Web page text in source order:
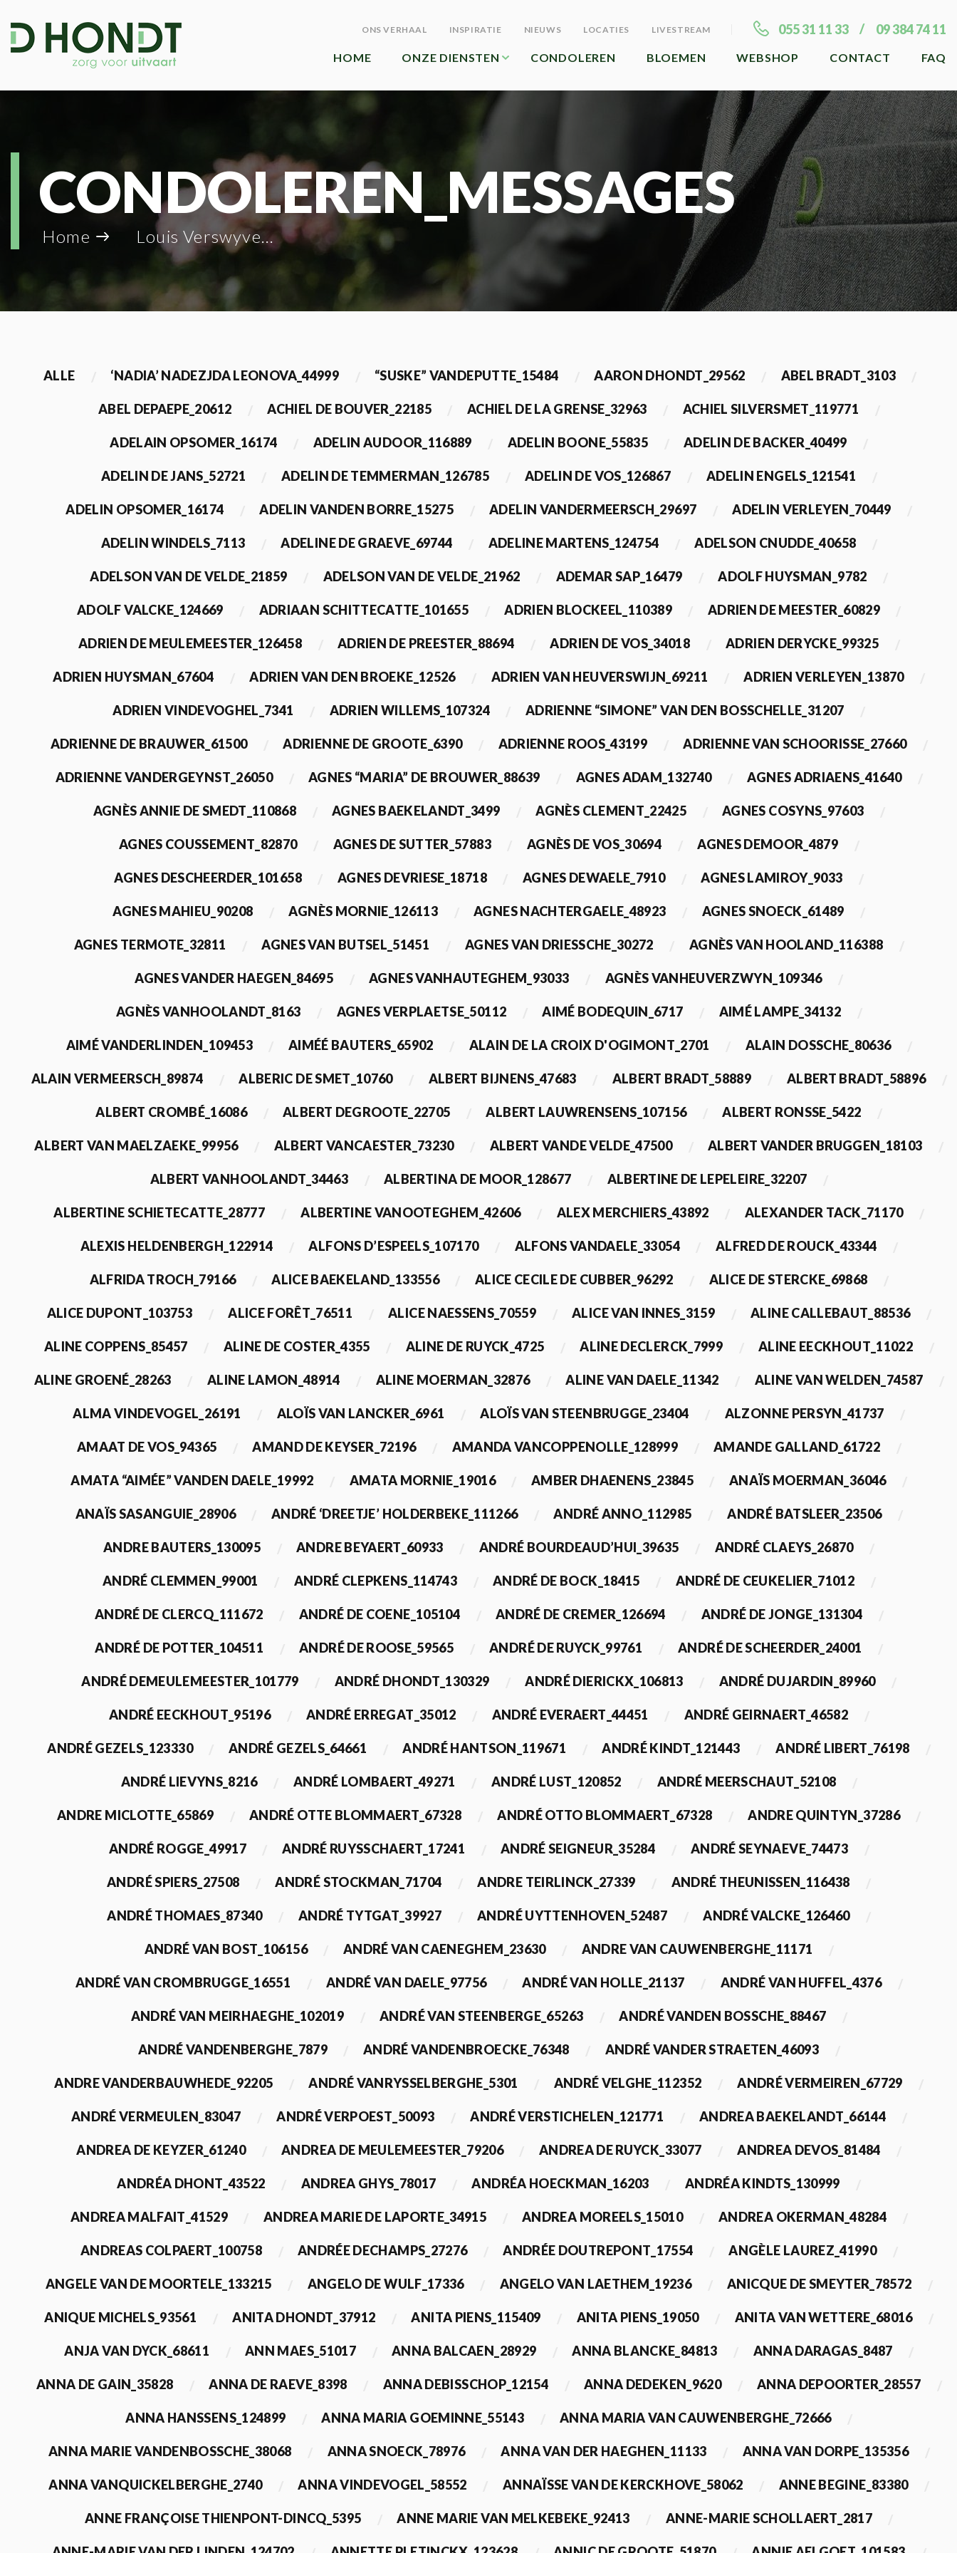
ONS VERHAAL INSPIRATIE NIEUWS LOCATIES LIVESTREAM 055 31 11 33 09 384 74 11
HOME ONZE DIENSTEN CONDOLEREN BLOEMEN WEBSHOP CONTACT FAQ
CONDOLEREN_MESSAGES
Home Louis Verswyver_9029
ALLE ‘NADIA’ NADEZJDA LEONOVA_44999 “SUSKE” VANDEPUTTE_15484 AARON DHONDT_29562 ABEL BRADT_3103
ABEL DEPAEPE_20612 ACHIEL DE BOUVER_22185 ACHIEL DE LA GRENSE_32963 ACHIEL SILVERSMET_119771
ADELAIN OPSOMER_16174 ADELIN AUDOOR_116889 ADELIN BOONE_55835 ADELIN DE BACKER_40499
ADELIN DE JANS_52721 ADELIN DE TEMMERMAN_126785 ADELIN DE VOS_126867 ADELIN ENGELS_121541
ADELIN OPSOMER_16174 ADELIN VANDEN BORRE_15275 ADELIN VANDERMEERSCH_29697 ADELIN VERLEYEN_70449
ADELIN WINDELS_7113 ADELINE DE GRAEVE_69744 ADELINE MARTENS_124754 ADELSON CNUDDE_40658
ADELSON VAN DE VELDE_21859 ADELSON VAN DE VELDE_21962 ADEMAR SAP_16479 ADOLF HUYSMAN_9782
ADOLF VALCKE_124669 ADRIAAN SCHITTECATTE_101655 ADRIEN BLOCKEEL_110389 ADRIEN DE MEESTER_60829
ADRIEN DE MEULEMEESTER_126458 ADRIEN DE PREESTER_88694 ADRIEN DE VOS_34018 ADRIEN DERYCKE_99325
ADRIEN HUYSMAN_67604 ADRIEN VAN DEN BROEKE_12526 ADRIEN VAN HEUVERSWIJN_69211 ADRIEN VERLEYEN_13870
ADRIEN VINDEVOGHEL_7341 ADRIEN WILLEMS_107324 ADRIENNE “SIMONE” VAN DEN BOSSCHELLE_31207
ADRIENNE DE BRAUWER_61500 ADRIENNE DE GROOTE_6390 ADRIENNE ROOS_43199 ADRIENNE VAN SCHOORISSE_27660
ADRIENNE VANDERGEYNST_26050 AGNES “MARIA” DE BROUWER_88639 AGNES ADAM_132740 AGNES ADRIAENS_41640
AGNÈS ANNIE DE SMEDT_110868 AGNES BAEKELANDT_3499 AGNÈS CLEMENT_22425 AGNES COSYNS_97603
AGNES COUSSEMENT_82870 AGNES DE SUTTER_57883 AGNÈS DE VOS_30694 AGNES DEMOOR_4879
AGNES DESCHEERDER_101658 AGNES DEVRIESE_18718 AGNES DEWAELE_7910 AGNES LAMIROY_9033
AGNES MAHIEU_90208 AGNÈS MORNIE_126113 AGNES NACHTERGAELE_48923 AGNES SNOECK_61489
AGNES TERMOTE_32811 AGNES VAN BUTSEL_51451 AGNES VAN DRIESSCHE_30272 AGNÈS VAN HOOLAND_116388
AGNES VANDER HAEGEN_84695 AGNES VANHAUTEGHEM_93033 AGNÈS VANHEUVERZWYN_109346
AGNÈS VANHOOLANDT_8163 AGNES VERPLAETSE_50112 AIMÉ BODEQUIN_6717 AIMÉ LAMPE_34132
AIMÉ VANDERLINDEN_109453 AIMÉÉ BAUTERS_65902 ALAIN DE LA CROIX D'OGIMONT_2701 ALAIN DOSSCHE_80636
ALAIN VERMEERSCH_89874 ALBERIC DE SMET_10760 ALBERT BIJNENS_47683 ALBERT BRADT_58889 ALBERT BRADT_58896
ALBERT CROMBÉ_16086 ALBERT DEGROOTE_22705 ALBERT LAUWRENSENS_107156 ALBERT RONSSE_5422
ALBERT VAN MAELZAEKE_99956 ALBERT VANCAESTER_73230 ALBERT VANDE VELDE_47500 ALBERT VANDER BRUGGEN_18103
ALBERT VANHOOLANDT_34463 ALBERTINA DE MOOR_128677 ALBERTINE DE LEPELEIRE_32207
ALBERTINE SCHIETECATTE_28777 ALBERTINE VANOOTEGHEM_42606 ALEX MERCHIERS_43892 ALEXANDER TACK_71170
ALEXIS HELDENBERGH_122914 ALFONS D’ESPEELS_107170 ALFONS VANDAELE_33054 ALFRED DE ROUCK_43344
ALFRIDA TROCH_79166 ALICE BAEKELAND_133556 ALICE CECILE DE CUBBER_96292 ALICE DE STERCKE_69868
ALICE DUPONT_103753 ALICE FORÊT_76511 ALICE NAESSENS_70559 ALICE VAN INNES_3159 ALINE CALLEBAUT_88536
ALINE COPPENS_85457 ALINE DE COSTER_4355 ALINE DE RUYCK_4725 ALINE DECLERCK_7999 ALINE EECKHOUT_11022
ALINE GROENÉ_28263 ALINE LAMON_48914 ALINE MOERMAN_32876 ALINE VAN DAELE_11342 ALINE VAN WELDEN_74587
ALMA VINDEVOGEL_26191 ALOÏS VAN LANCKER_6961 ALOÏS VAN STEENBRUGGE_23404 ALZONNE PERSYN_41737
AMAAT DE VOS_94365 AMAND DE KEYSER_72196 AMANDA VANCOPPENOLLE_128999 AMANDE GALLAND_61722
AMATA “AIMÉE” VANDEN DAELE_19992 AMATA MORNIE_19016 AMBER DHAENENS_23845 ANAÏS MOERMAN_36046
ANAÏS SASANGUIE_28906 ANDRÉ ‘DREETJE’ HOLDERBEKE_111266 ANDRÉ ANNO_112985 ANDRÉ BATSLEER_23506
ANDRE BAUTERS_130095 ANDRE BEYAERT_60933 ANDRÉ BOURDEAUD’HUI_39635 ANDRÉ CLAEYS_26870
ANDRÉ CLEMMEN_99001 ANDRÉ CLEPKENS_114743 ANDRÉ DE BOCK_18415 ANDRÉ DE CEUKELIER_71012
ANDRÉ DE CLERCQ_111672 ANDRÉ DE COENE_105104 ANDRÉ DE CREMER_126694 ANDRÉ DE JONGE_131304
ANDRÉ DE POTTER_104511 ANDRÉ DE ROOSE_59565 ANDRÉ DE RUYCK_99761 ANDRÉ DE SCHEERDER_24001
ANDRÉ DEMEULEMEESTER_101779 ANDRÉ DHONDT_130329 ANDRÉ DIERICKX_106813 ANDRÉ DUJARDIN_89960
ANDRÉ EECKHOUT_95196 ANDRÉ ERREGAT_35012 ANDRÉ EVERAERT_44451 ANDRÉ GEIRNAERT_46582
ANDRÉ GEZELS_123330 ANDRÉ GEZELS_64661 ANDRÉ HANTSON_119671 ANDRÉ KINDT_121443 ANDRÉ LIBERT_76198
ANDRÉ LIEVYNS_8216 ANDRÉ LOMBAERT_49271 ANDRÉ LUST_120852 ANDRÉ MEERSCHAUT_52108
ANDRE MICLOTTE_65869 ANDRÉ OTTE BLOMMAERT_67328 ANDRÉ OTTO BLOMMAERT_67328 ANDRE QUINTYN_37286
ANDRÉ ROGGE_49917 ANDRÉ RUYSSCHAERT_17241 ANDRÉ SEIGNEUR_35284 ANDRÉ SEYNAEVE_74473
ANDRÉ SPIERS_27508 ANDRÉ STOCKMAN_71704 ANDRE TEIRLINCK_27339 ANDRÉ THEUNISSEN_116438
ANDRÉ THOMAES_87340 ANDRÉ TYTGAT_39927 ANDRÉ UYTTENHOVEN_52487 ANDRÉ VALCKE_126460
ANDRÉ VAN BOST_106156 ANDRÉ VAN CAENEGHEM_23630 ANDRE VAN CAUWENBERGHE_11171
ANDRÉ VAN CROMBRUGGE_16551 ANDRÉ VAN DAELE_97756 ANDRÉ VAN HOLLE_21137 ANDRÉ VAN HUFFEL_4376
ANDRÉ VAN MEIRHAEGHE_102019 ANDRÉ VAN STEENBERGE_65263 ANDRÉ VANDEN BOSSCHE_88467
ANDRÉ VANDENBERGHE_7879 ANDRÉ VANDENBROECKE_76348 ANDRÉ VANDER STRAETEN_46093
ANDRE VANDERBAUWHEDE_92205 ANDRÉ VANRYSSELBERGHE_5301 ANDRÉ VELGHE_112352 ANDRÉ VERMEIREN_67729
ANDRÉ VERMEULEN_83047 ANDRÉ VERPOEST_50093 ANDRÉ VERSTICHELEN_121771 ANDREA BAEKELANDT_66144
ANDREA DE KEYZER_61240 ANDREA DE MEULEMEESTER_79206 ANDREA DE RUYCK_33077 ANDREA DEVOS_81484
ANDRÉA DHONT_43522 ANDREA GHYS_78017 ANDRÉA HOECKMAN_16203 ANDRÉA KINDTS_130999
ANDREA MALFAIT_41529 ANDREA MARIE DE LAPORTE_34915 ANDREA MOREELS_15010 ANDREA OKERMAN_48284
ANDREAS COLPAERT_100758 ANDRÉE DECHAMPS_27276 ANDRÉE DOUTREPONT_17554 ANGÈLE LAUREZ_41990
ANGELE VAN DE MOORTELE_133215 ANGELO DE WULF_17336 ANGELO VAN LAETHEM_19236 ANICQUE DE SMEYTER_78572
ANIQUE MICHELS_93561 ANITA DHONDT_37912 ANITA PIENS_115409 ANITA PIENS_19050 ANITA VAN WETTERE_68016
ANJA VAN DYCK_68611 ANN MAES_51017 ANNA BALCAEN_28929 ANNA BLANCKE_84813 ANNA DARAGAS_8487
ANNA DE GAIN_35828 ANNA DE RAEVE_8398 ANNA DEBISSCHOP_12154 ANNA DEDEKEN_9620 ANNA DEPOORTER_28557
ANNA HANSSENS_124899 ANNA MARIA GOEMINNE_55143 ANNA MARIA VAN CAUWENBERGHE_72666
ANNA MARIE VANDENBOSSCHE_38068 ANNA SNOECK_78976 ANNA VAN DER HAEGHEN_11133 ANNA VAN DORPE_135356
ANNA VANQUICKELBERGHE_2740 ANNA VINDEVOGEL_58552 ANNAÏSSE VAN DE KERCKHOVE_58062 ANNE BEGINE_83380
ANNE FRANÇOISE THIENPONT-DINCQ_5395 ANNE MARIE VAN MELKEBEKE_92413 ANNE-MARIE SCHOLLAERT_2817